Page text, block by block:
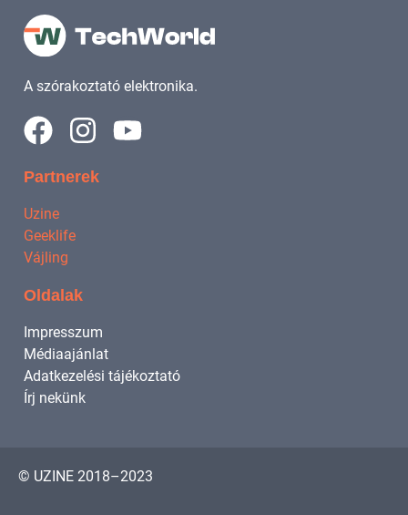
A szórakoztató elektronika.
Partnerek
Uzine
Geeklife
Vájling
Oldalak
Impresszum
Médiaajánlat
Adatkezelési tájékoztató
Írj nekünk
© UZINE 2018–2023